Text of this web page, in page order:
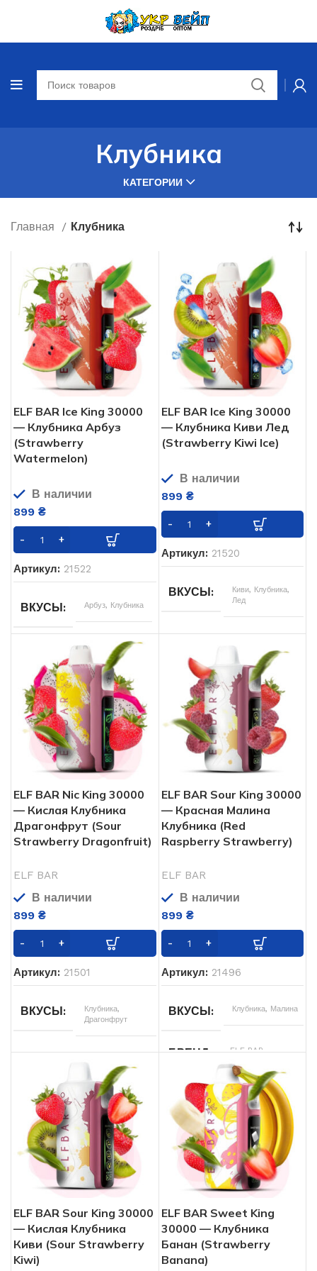
Клубника
КАТЕГОРИИ
Главная Клубника
ELF BAR Ice King 30000
— Клубника Арбуз
(Strawberry
Watermelon)
В наличии
899 ₴
Артикул: 21522
ВКУСЫ Арбуз, Клубника
ELF BAR Ice King 30000
— Клубника Киви Лед
(Strawberry Kiwi Ice)
В наличии
899 ₴
Артикул: 21520
ВКУСЫ Киви, Клубника,
Лед
ELF BAR Nic King 30000
— Кислая Клубника
Драгонфрут (Sour
Strawberry Dragonfruit)
ELF BAR
В наличии
899 ₴
Артикул: 21501
ВКУСЫ Клубника,
Драгонфрут
ELF BAR
НИКОТИНА 5%
ЗАТЯЖЕК 30000
АКУМУЛЯТОР
850
мАч
ОБЬЕМ 20 мл
ELF BAR Sour King 30000
— Красная Малина
Клубника (Red
Raspberry Strawberry)
ELF BAR
В наличии
899 ₴
Артикул: 21496
ВКУСЫ Клубника, Малина
БРЕНД ELF BAR
НИКОТИНА 5%
ЗАТЯЖЕК 30000
АКУМУЛЯТОР
850
мАч
ОБЬЕМ 20 мл
ТИП POD СИСТЕМЫ
ELF BAR Sour King 30000
— Кислая Клубника
Киви (Sour Strawberry
Kiwi)
ELF BAR Sweet King
30000 — Клубника
Банан (Strawberry
Banana)